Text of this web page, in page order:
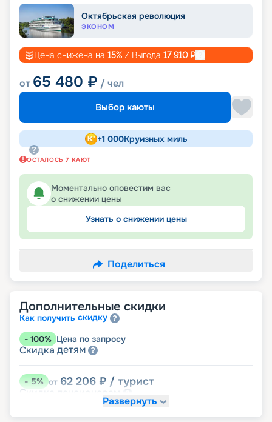
Октябрьская революция
ЭКОНОМ
Цена снижена на 15% / Выгода 17 910 ₽
от 65 480 ₽ / чел
Выбор каюты
+1 000Круизных миль
ОСТАЛОСЬ 7 КАЮТ
Моментально оповестим вас
о снижении цены
Узнать о снижении цены
Поделиться
Дополнительные скидки
Как получить скидку
- 100% Цена по запросу
Скидка детям
-5% от 62 206 ₽ / турист
Скидка
Развернуть